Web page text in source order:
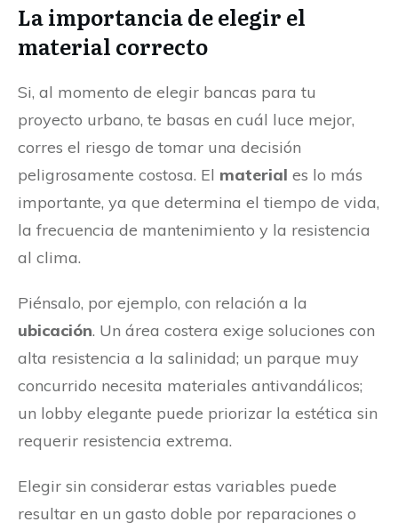
La importancia de elegir el
material correcto
Si, al momento de elegir bancas para tu
proyecto urbano, te basas en cuál luce mejor,
corres el riesgo de tomar una decisión
peligrosamente costosa. El material es lo más
importante, ya que determina el tiempo de vida,
la frecuencia de mantenimiento y la resistencia
al clima.
Piénsalo, por ejemplo, con relación a la
ubicación. Un área costera exige soluciones con
alta resistencia a la salinidad; un parque muy
concurrido necesita materiales antivandálicos;
un lobby elegante puede priorizar la estética sin
requerir resistencia extrema.
Elegir sin considerar estas variables puede
resultar en un gasto doble por reparaciones o